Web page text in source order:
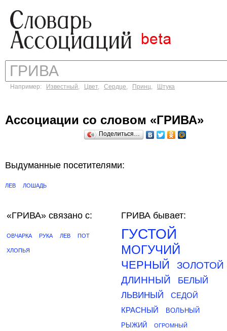
Например: Известный, Цвет, Сердце, Принц, Штука
Ассоциации со словом «ГРИВА»
Поделиться…
Выдуманные посетителями:
ЛЕВ ЛОШАДЬ
«ГРИВА» связано с:
ОВЧАРКА РУКА ЛЕВ ПОТ
ХЛОПЬЯ
ГРИВА бывает:
ГУСТОЙ
МОГУЧИЙ
ЧЕРНЫЙ
ЗОЛОТОЙ
ДЛИННЫЙ
БЕЛЫЙ
ЛЬВИНЫЙ
СЕДОЙ
КРАСНЫЙ
ВОЛЬНЫЙ
РЫЖИЙ
ОГРОМНЫЙ